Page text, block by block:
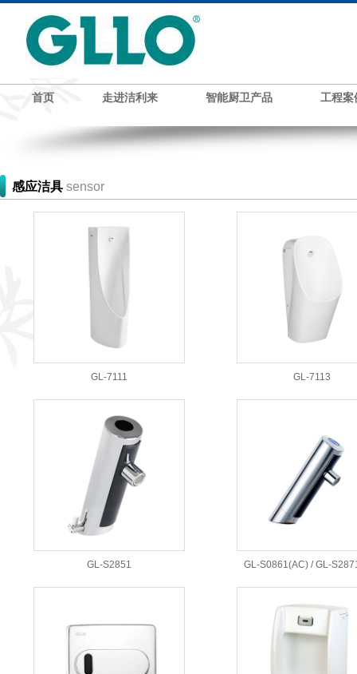
首页 走进洁利来 智能厨卫产品 工程案
感应洁具 sensor
GL-7111 GL-7113
GL-S2851 GL-S0861(AC) / GL-